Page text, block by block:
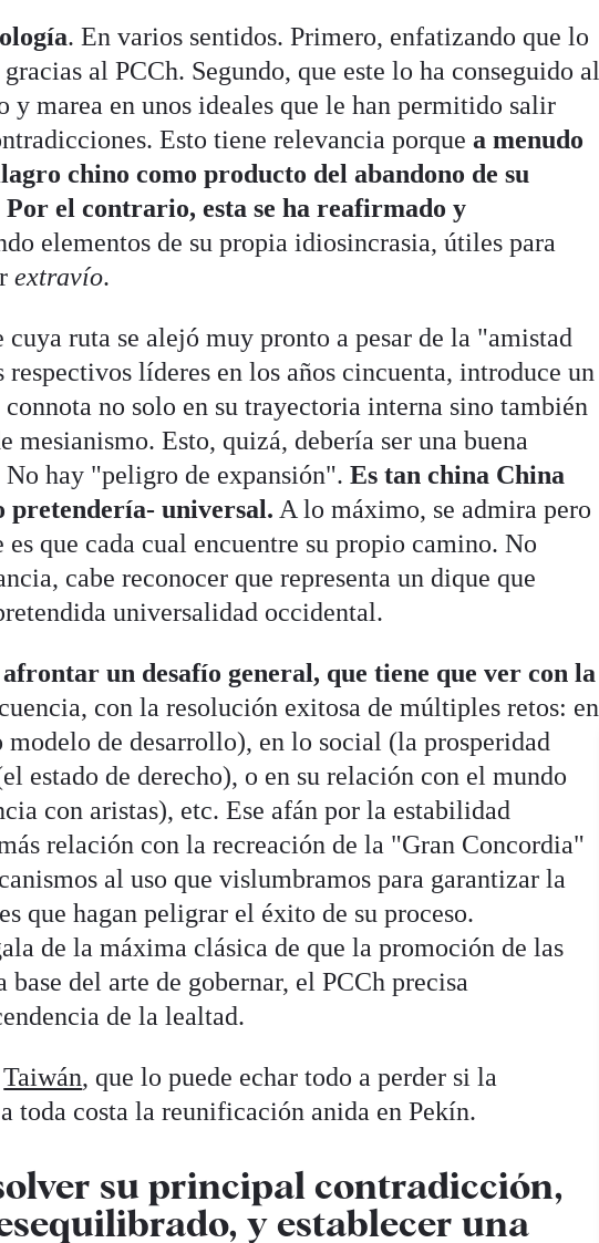
. En varios sentidos. Primero, enfatizando que lo
al PCCh. Segundo, que este lo ha conseguido al
y marea en unos ideales que le han permitido salir
Esto tiene relevancia porquea menudo
chino como producto del abandono de su
el contrario, esta se ha reafirmado y
elementos de su propia idiosincrasia, útiles para
extravío.
cuya ruta se alejó muy pronto a pesar de la "amistad
respectivos líderes en los años cincuenta, introduce un
no solo en su trayectoria interna sino también
mesianismo. Esto, quizá, debería ser una buena
hay "peligro de expansión".Es tan china China
pretendería- universal. A lo máximo, se admira pero
que cada cual encuentre su propio camino. No
cabe reconocer que representa un dique que
universalidad occidental.
un desafío general, que tiene que ver con la
con la resolución exitosa de múltiples retos: en
de desarrollo), en lo social (la prosperidad
estado de derecho), o en su relación con el mundo
con aristas), etc. Ese afán por la estabilidad
relación con la recreación de la "Gran Concordia"
al uso que vislumbramos para garantizar la
que hagan peligrar el éxito de su proceso.
de la máxima clásica de que la promoción de las
base del arte de gobernar, el PCCh precisa
de la lealtad.
Taiwán, que lo puede echar todo a perder si la
toda costa la reunificación anida en Pekín.
su principal contradicción,
y establecer una